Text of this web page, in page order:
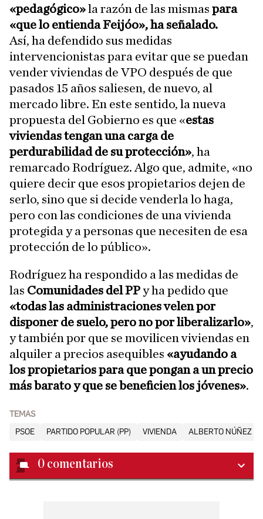
«pedagógico»la razón de las mismas para
«que lo entienda Feijóo», ha señalado.
Así, ha defendido sus medidas
intervencionistas para evitar que se puedan
vender viviendas de VPO después de que
pasados 15 años saliesen, de nuevo, al
mercado libre. En este sentido, la nueva
propuesta del Gobierno es que «estas
viviendas tengan una carga de
perdurabilidad de su protección», ha
remarcado Rodríguez. Algo que, admite, «no
quiere decir que esos propietarios dejen de
serlo, sino que si decide venderla lo haga,
pero con las condiciones de una vivienda
protegida y a personas que necesiten de esa
protección de lo público».
Rodríguez ha respondido a las medidas de
las Comunidades del PPy ha pedido que
«todas las administraciones velen por
disponer de suelo, pero no por liberalizarlo»,
y también por que se movilicen viviendas en
alquiler a precios asequibles «ayudando a
los propietarios para que pongan a un precio
más barato y que se beneficien los jóvenes».
TEMAS
PSOE
PARTIDO POPULAR (PP) VIVIENDA ALBERTO NÚÑEZ
0 comentarios